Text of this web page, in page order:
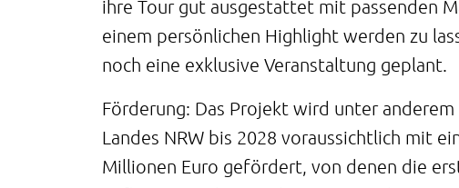
ihre Tour gut ausgestattet mit passenden
einem persönlichen Highlight werden zu
noch eine exklusive Veranstaltung geplant.
Förderung: Das Projekt wird unter
Landes NRW bis 2028 voraussichtlich mit
Millionen Euro gefördert, von denen die